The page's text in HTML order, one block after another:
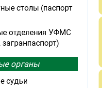
столы (паспорт
отделения УФМС
органы
судьи